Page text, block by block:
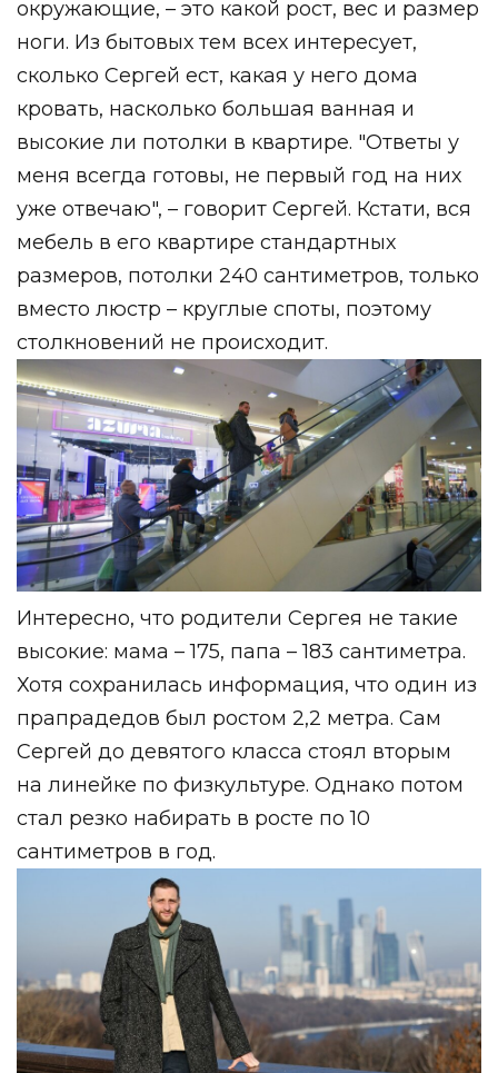
окружающие, – это какой рост, вес и размер
ноги. Из бытовых тем всех интересует,
сколько Сергей ест, какая у него дома
кровать, насколько большая ванная и
высокие ли потолки в квартире. "Ответы у
меня всегда готовы, не первый год на них
уже отвечаю", – говорит Сергей. Кстати, вся
мебель в его квартире стандартных
размеров, потолки 240 сантиметров, только
вместо люстр – круглые споты, поэтому
столкновений не происходит.
Интересно, что родители Сергея не такие
высокие: мама – 175, папа – 183 сантиметра.
Хотя сохранилась информация, что один из
прапрадедов был ростом 2,2 метра. Сам
Сергей до девятого класса стоял вторым
на линейке по физкультуре. Однако потом
стал резко набирать в росте по 10
сантиметров в год.